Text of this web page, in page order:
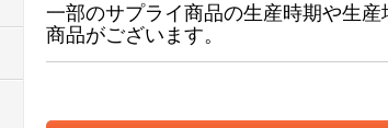
一部のサプライ商品の生産時期や生
商品がございます。